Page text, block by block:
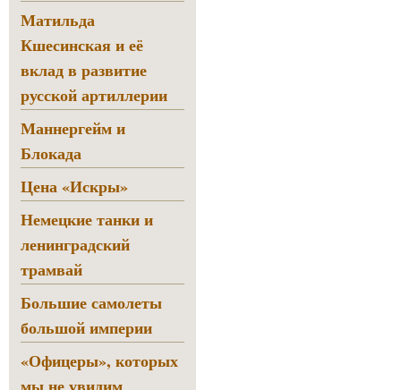
Матильда
Кшесинская и её
вклад в развитие
русской артиллерии
Маннергейм и
Блокада
Цена «Искры»
Немецкие танки и
ленинградский
трамвай
Большие самолеты
большой империи
«Офицеры», которых